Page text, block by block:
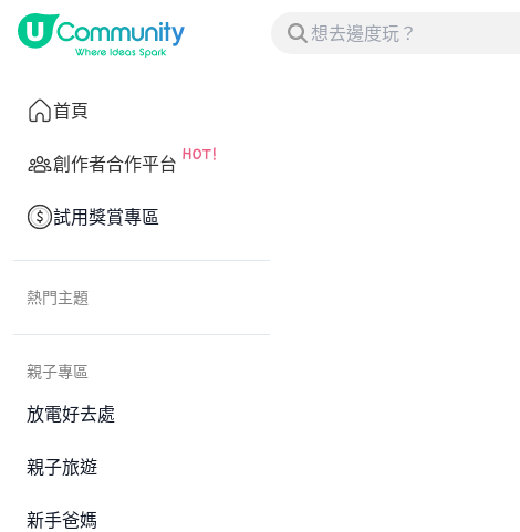
首頁
創作者合作平台
試用獎賞專區
熱門主題
親子專區
放電好去處
親子旅遊
新手爸媽